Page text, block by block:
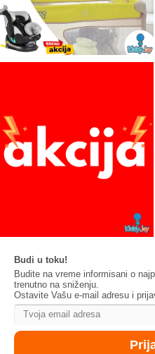
Budi u toku!
Budite na vreme informisani o
trenutno na sniženju.
Ostavite Vašu e-mail adresu i